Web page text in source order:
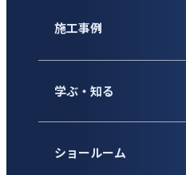
施工事例
学ぶ・知る
ショールーム